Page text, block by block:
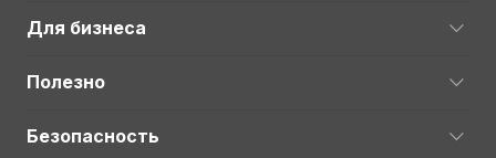
Для бизнеса
Полезно
Безопасность